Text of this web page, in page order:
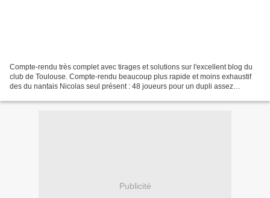
Compte-rendu très complet avec tirages et solutions sur l'excellent blog du
club de Toulouse. Compte-rendu beaucoup plus rapide et moins exhaustif
des du nantais Nicolas seul présent : 48 joueurs pour un dupli assez
Publicité